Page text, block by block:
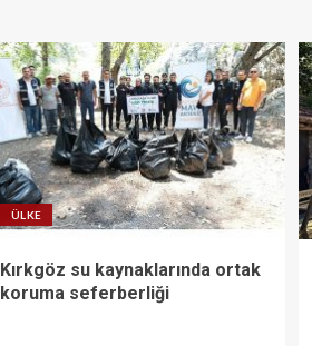
ÜLKE
Kırkgöz su kaynaklarında ortak
koruma seferberliği